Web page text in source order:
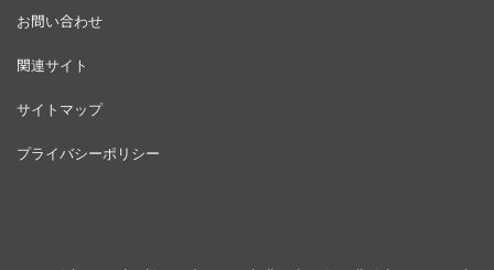
お問い合わせ
関連サイト
サイトマップ
プライバシーポリシー